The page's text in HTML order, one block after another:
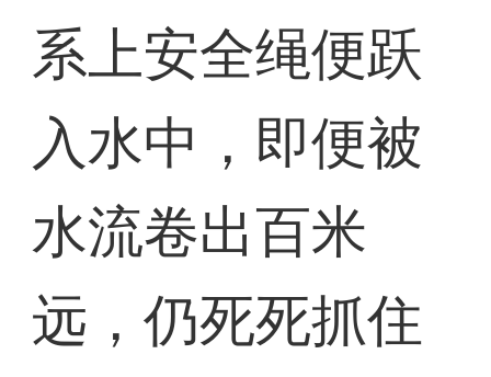
系上安全绳便跃
入水中，即便被
水流卷出百米
远，仍死死抓住